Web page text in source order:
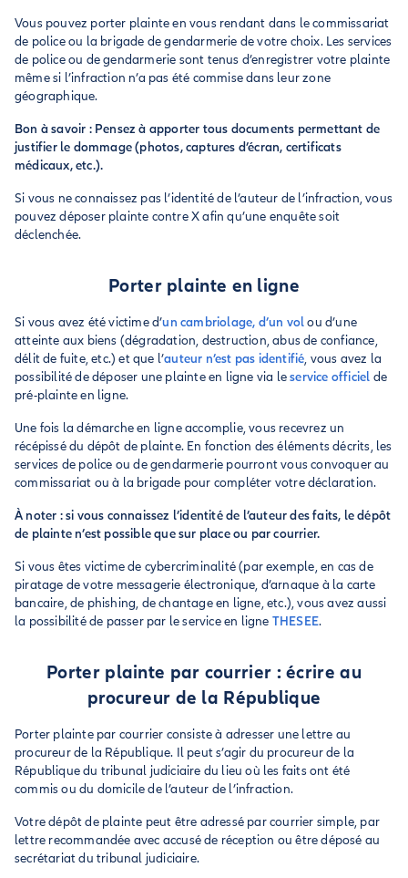
Vous pouvez porter plainte en vous rendant dans le commissariat
de police ou la brigade de gendarmerie de votre choix. Les services
de police ou de gendarmerie sont tenus d’enregistrer votre plainte
même si l’infraction n’a pas été commise dans leur zone
géographique.
Bon à savoir : Pensez à apporter tous documents permettant de
justifier le dommage (photos, captures d’écran, certificats
médicaux, etc.).
Si vous ne connaissez pas l’identité de l’auteur de l’infraction, vous
pouvez déposer plainte contre X afin qu’une enquête soit
déclenchée.
Porter plainte en ligne
Si vous avez été victime d’un cambriolage, d’un volou d’une
atteinte aux biens (dégradation, destruction, abus de confiance,
délit de fuite, etc.) et que l’auteur n’est pas identifié, vous avez la
possibilité de déposer une plainte en ligne via leservice officiel de
pré-plainte en ligne.
Une fois la démarche en ligne accomplie, vous recevrez un
récépissé du dépôt de plainte. En fonction des éléments décrits, les
services de police ou de gendarmerie pourront vous convoquer au
commissariat ou à la brigade pour compléter votre déclaration.
À noter : si vous connaissez l’identité de l’auteur des faits, le dépôt
de plainte n’est possible que sur place ou par courrier.
Si vous êtes victime de cybercriminalité (par exemple, en cas de
piratage de votre messagerie électronique, d’arnaque à la carte
bancaire, de phishing, de chantage en ligne, etc.), vous avez aussi
la possibilité de passer par le service en ligne THESEE.
Porter plainte par courrier : écrire au
procureur de la République
Porter plainte par courrier consiste à adresser une lettre au
procureur de la République. Il peut s’agir du procureur de la
République du tribunal judiciaire du lieu où les faits ont été
commis ou du domicile de l’auteur de l’infraction.
Votre dépôt de plainte peut être adressé par courrier simple, par
lettre recommandée avec accusé de réception ou être déposé au
secrétariat du tribunal judiciaire.